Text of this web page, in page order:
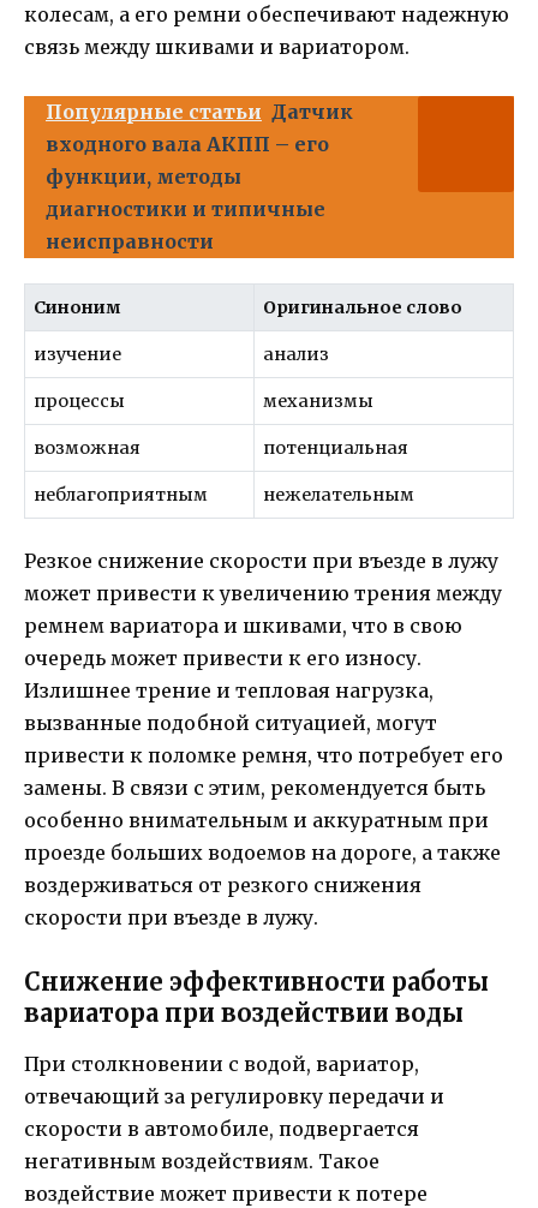
колесам, а его ремни обеспечивают надежную
связь между шкивами и вариатором.
Популярные статьи Датчик
входного вала АКПП – его
функции, методы
диагностики и типичные
неисправности
Синоним Оригинальное слово
изучение анализ
процессы механизмы
возможная потенциальная
неблагоприятным нежелательным
Резкое снижение скорости при въезде в лужу
может привести к увеличению трения между
ремнем вариатора и шкивами, что в свою
очередь может привести к его износу.
Излишнее трение и тепловая нагрузка,
вызванные подобной ситуацией, могут
привести к поломке ремня, что потребует его
замены. В связи с этим, рекомендуется быть
особенно внимательным и аккуратным при
проезде больших водоемов на дороге, а также
воздерживаться от резкого снижения
скорости при въезде в лужу.
Снижение эффективности работы
вариатора при воздействии воды
При столкновении с водой, вариатор,
отвечающий за регулировку передачи и
скорости в автомобиле, подвергается
негативным воздействиям. Такое
воздействие может привести к потере